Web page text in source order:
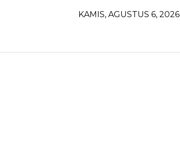
KAMIS, AGUSTUS 6, 2026